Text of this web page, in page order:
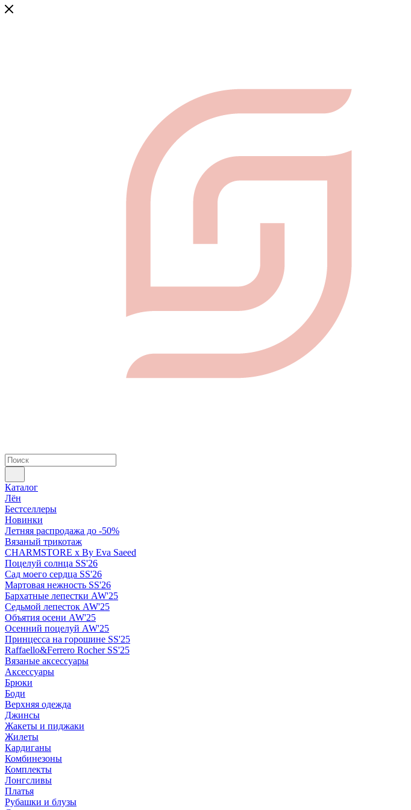
Каталог
Лён
Бестселлеры
Новинки
Летняя распродажа до -50%
Вязаный трикотаж
CHARMSTORE х By Eva Saeed
Поцелуй солнца SS'26
Сад моего сердца SS'26
Мартовая нежность SS'26
Бархатные лепестки AW'25
Седьмой лепесток AW'25
Объятия осени AW'25
Осенний поцелуй AW'25
Принцесса на горошине SS'25
Raffaello&Ferrero Rocher SS'25
Вязаные аксессуары
Аксессуары
Брюки
Боди
Верхняя одежда
Джинсы
Жакеты и пиджаки
Жилеты
Кардиганы
Комбинезоны
Комплекты
Лонгсливы
Платья
Рубашки и блузы